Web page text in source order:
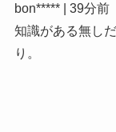
bon***** | 39分前
知識がある無し
り。